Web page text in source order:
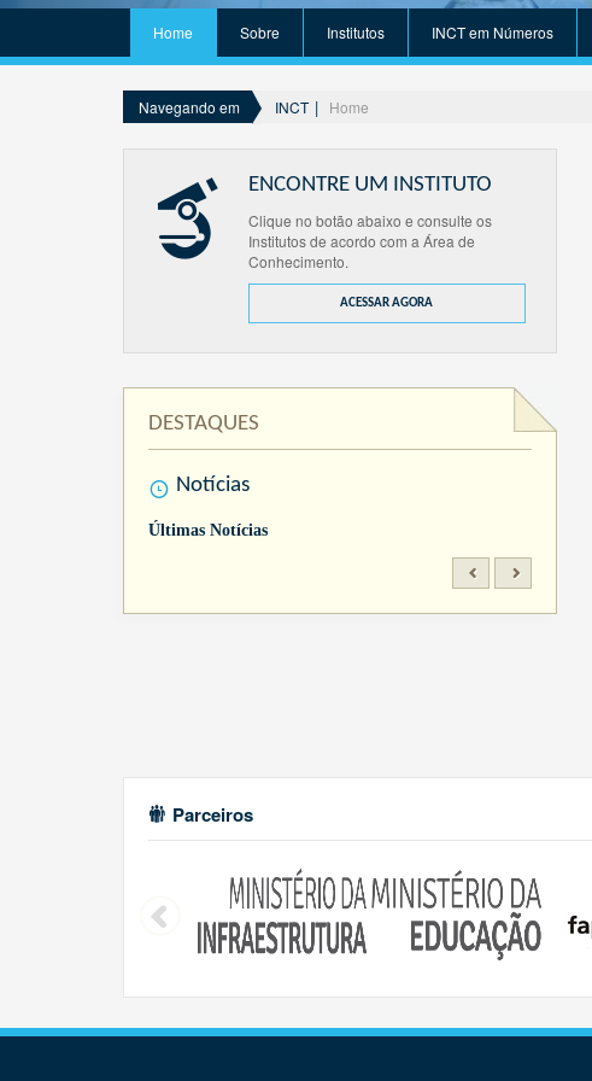
Home Sobre Institutos INCT em Números
Navegando em INCT Home
ENCONTRE UM INSTITUTO
Clique no botão abaixo e consulte os
Institutos de acordo com a Área de
Conhecimento.
ACESSAR AGORA
DESTAQUES
Notícias
Últimas Notícias
Parceiros